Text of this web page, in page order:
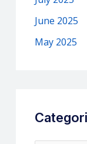
June 2025
May 2025